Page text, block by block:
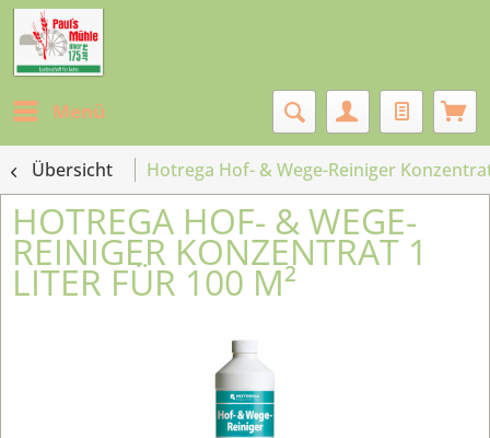
Menü
Übersicht Hotrega Hof- & Wege-Reiniger
HOTREGA HOF- & WEGE-
REINIGER KONZENTRAT 1
LITER FÜR 100 M²